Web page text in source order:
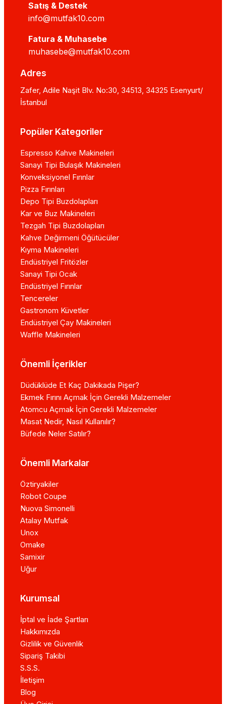
Satış & Destek
info@mutfak10.com
Fatura & Muhasebe
muhasebe@mutfak10.com
Adres
Zafer, Adile Naşit Blv. No:30, 34513, 34325 Esenyurt/
İstanbul
Popüler Kategoriler
Espresso Kahve Makineleri
Sanayi Tipi Bulaşık Makineleri
Konveksiyonel Fırınlar
Pizza Fırınları
Depo Tipi Buzdolapları
Kar ve Buz Makineleri
Tezgah Tipi Buzdolapları
Kahve Değirmeni Öğütücüler
Kıyma Makineleri
Endüstriyel Fritözler
Sanayi Tipi Ocak
Endüstriyel Fırınlar
Tencereler
Gastronom Küvetler
Endüstriyel Çay Makineleri
Waffle Makineleri
Önemli İçerikler
Düdüklüde Et Kaç Dakikada Pişer?
Ekmek Fırını Açmak İçin Gerekli Malzemeler
Atomcu Açmak İçin Gerekli Malzemeler
Masat Nedir, Nasıl Kullanılır?
Büfede Neler Satılır?
Önemli Markalar
Öztiryakiler
Robot Coupe
Nuova Simonelli
Atalay Mutfak
Unox
Omake
Samixir
Uğur
Kurumsal
İptal ve İade Şartları
Hakkımızda
Gizlilik ve Güvenlik
Sipariş Takibi
S.S.S.
İletişim
Blog